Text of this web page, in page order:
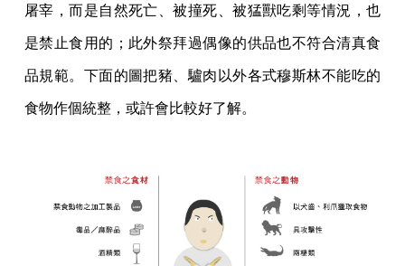
屠宰，而是自然死亡、被撞死、被猛獸吃剩等情況，也
是禁止食用的；此外祭拜過偶像的供品也不符合清真食
品規範。下面的圖把豬、驢肉以外各式穆斯林不能吃的
食物作個統整，或許會比較好了解。